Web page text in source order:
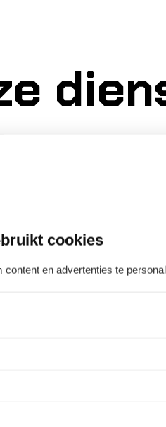
vervanging en het
betrouwbare en
cookies
en advertenties te